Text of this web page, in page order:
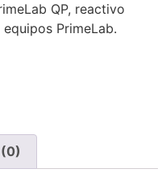
QP, reactivo
PrimeLab.